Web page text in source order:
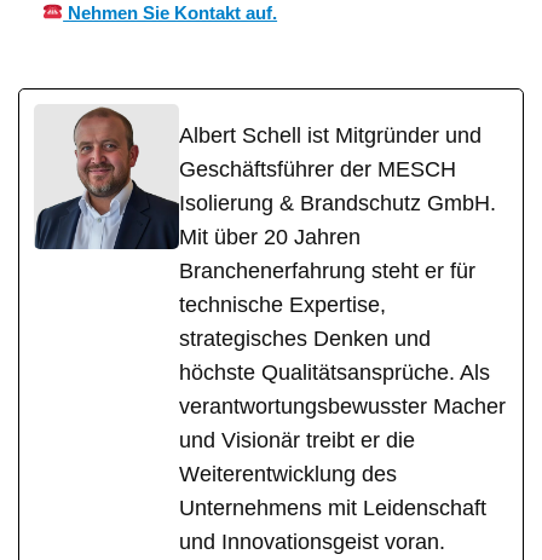
Nehmen Sie Kontakt auf.
Albert Schell ist Mitgründer und
Geschäftsführer der MESCH
Isolierung & Brandschutz GmbH.
Mit über 20 Jahren
Branchenerfahrung steht er für
technische Expertise,
strategisches Denken und
höchste Qualitätsansprüche. Als
verantwortungsbewusster Macher
und Visionär treibt er die
Weiterentwicklung des
Unternehmens mit Leidenschaft
und Innovationsgeist voran.